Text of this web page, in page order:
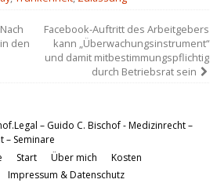
den
Facebook-Auftritt des Arbeitgebers
kann „Überwachungsinstrument“
und damit mitbestimmungspflichtig
durch Betriebsrat sein
– Guido C. Bischof - Medizinrecht –
– Seminare
Start Über mich
Kosten
Impressum & Datenschutz